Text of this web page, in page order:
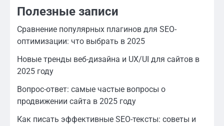
Полезные записи
Сравнение популярных плагинов для SEO-
оптимизации: что выбрать в 2025
Новые тренды веб-дизайна и UX/UI для сайтов в
2025 году
Вопрос-ответ: самые частые вопросы о
продвижении сайта в 2025 году
Как писать эффективные SEO-тексты: советы и